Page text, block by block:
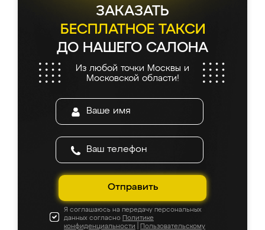
ЗАКАЗАТЬ
БЕСПЛАТНОЕ ТАКСИ
ДО НАШЕГО САЛОНА
Из любой точки Москвы и
Московской области!
Отправить
Я соглашаюсь на передачу персональных
данных согласно Политике
конфиденциальности
Пользовательскому